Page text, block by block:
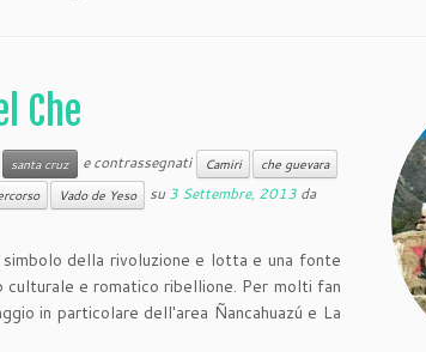
Che
santa cruz e contrassegnati Camiri
che guevara
Vado de Yeso su3 Settembre, 2013 da
della rivoluzione e lotta e una fonte
e romatico ribellione. Per molti fan
in particolare dell'area Ñancahuazú e La